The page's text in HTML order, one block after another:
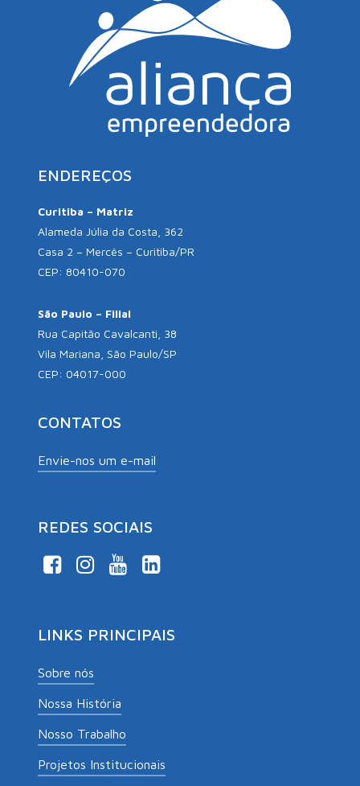
ENDEREÇOS
Curitiba – Matriz
Alameda Júlia da Costa, 362
Casa 2 – Mercês – Curitiba/PR
CEP: 80410-070
São Paulo – Filial
Rua Capitão Cavalcanti, 38
Vila Mariana, São Paulo/SP
CEP: 04017-000
CONTATOS
Envie-nos um e-mail
REDES SOCIAIS
LINKS PRINCIPAIS
Sobre nós
Nossa História
Nosso Trabalho
Projetos Institucionais